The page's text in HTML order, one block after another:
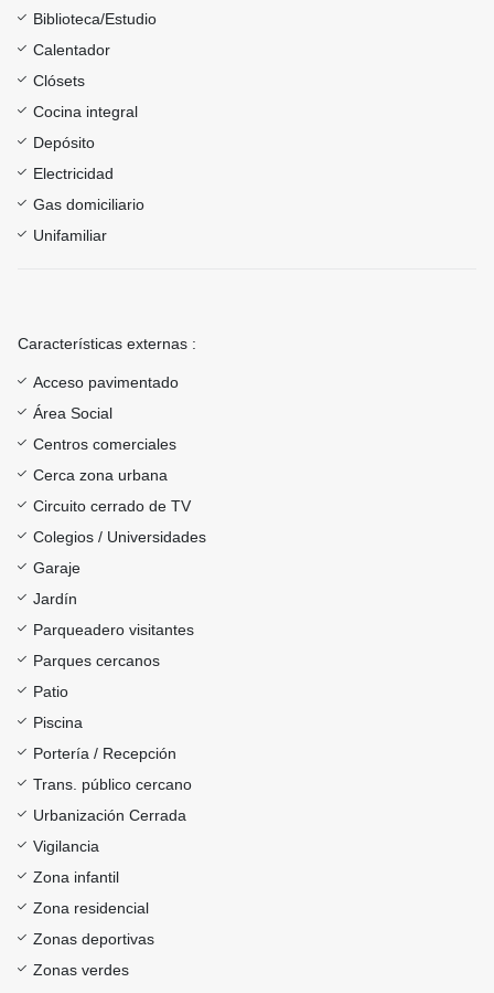
Biblioteca/Estudio
Calentador
Clósets
Cocina integral
Depósito
Electricidad
Gas domiciliario
Unifamiliar
Características externas :
Acceso pavimentado
Área Social
Centros comerciales
Cerca zona urbana
Circuito cerrado de TV
Colegios / Universidades
Garaje
Jardín
Parqueadero visitantes
Parques cercanos
Patio
Piscina
Portería / Recepción
Trans. público cercano
Urbanización Cerrada
Vigilancia
Zona infantil
Zona residencial
Zonas deportivas
Zonas verdes